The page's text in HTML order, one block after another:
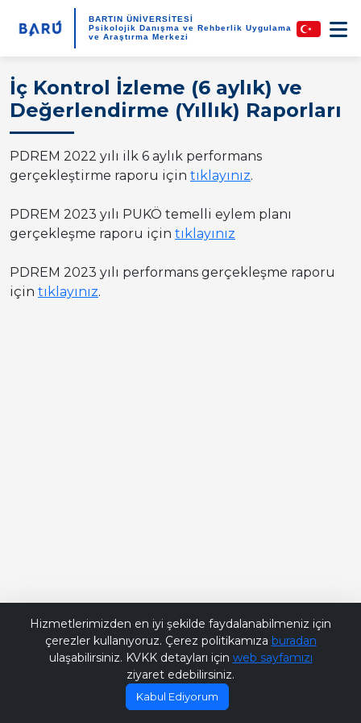
BARTIN ÜNİVERSİTESİ
Psikolojik Danışma ve Rehberlik Uygulama
ve Araştırma Merkezi
İç Kontrol İzleme (6 aylık) ve
Değerlendirme (Yıllık) Raporları
PDREM 2022 yılı ilk 6 aylık performans
gerçekleştirme raporu için tıklayınız.
PDREM 2023 yılı PUKÖ temelli eylem planı
gerçekleşme raporu için tıklayınız
PDREM 2023 yılı performans gerçekleşme raporu
için tıklayınız.
Hizmetlerimizden en iyi şekilde faydalanabilmeniz için
çerezler kullanıyoruz. Çerez politikamıza buradan
ulaşabilirsiniz. KVKK detayları için web sayfamızı
ziyaret edebilirsiniz.
Kabul Ediyorum
Bana Soru Sor | Ask Me